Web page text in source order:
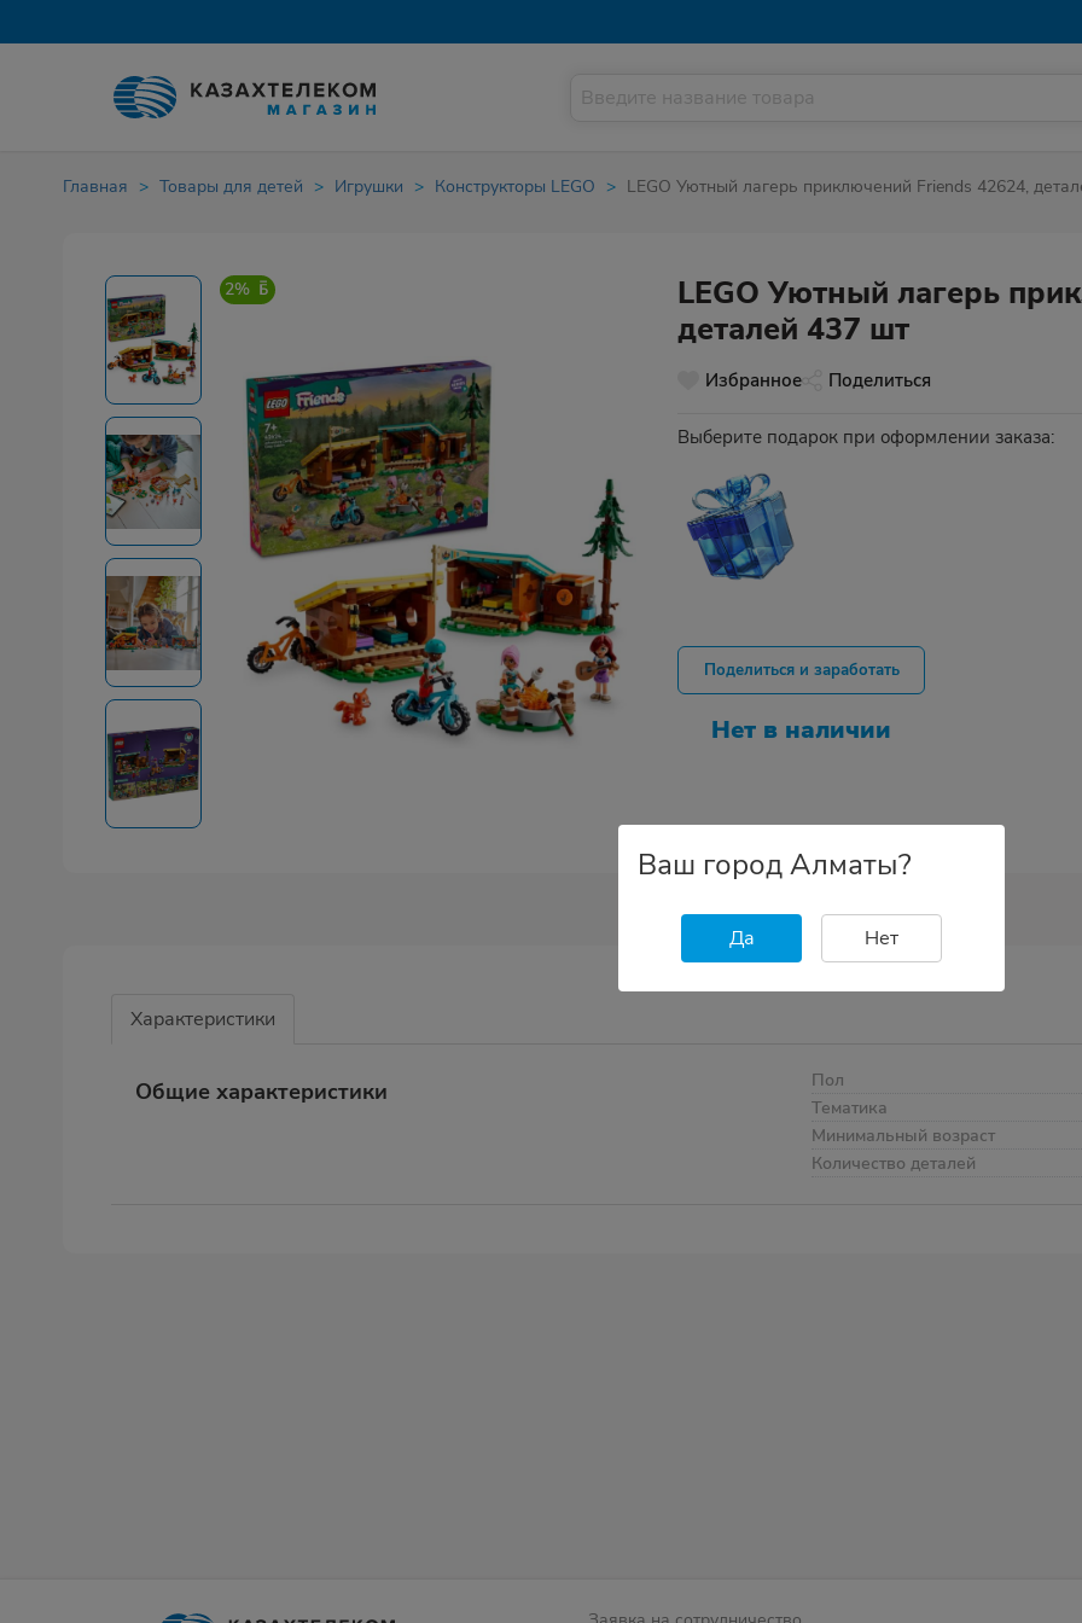
Главная Товары для детей Игрушки Конструкторы LEGO LEGO Уютный лагерь приключений Friends 42624,
2%
LEGO Уютный лагерь
деталей 437 шт
Избранное Поделиться
Выберите подарок при оформлении заказа:
Поделиться и заработать
Нет в наличии
Характеристики
Общие характеристики Пол
Тематика
Минимальный возраст
Количество деталей
Ваш город Алматы?
Да Нет